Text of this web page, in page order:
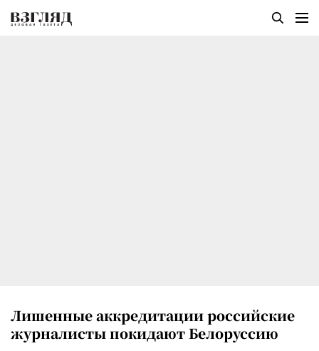
Лишенные аккредитации российские
журналисты покидают Белоруссию